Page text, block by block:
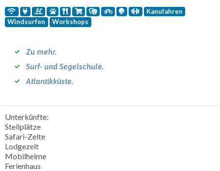
Kanufahren
Windsurfen
Workshops
Zu mehr.
Surf- und Segelschule.
Atlantikküste.
Unterkünfte:
Stellplätze
Safari-Zelte
Lodgezelt
Mobilheime
Ferienhaus